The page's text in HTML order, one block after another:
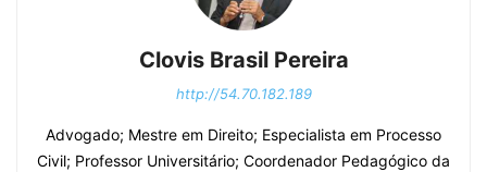
Clovis Brasil Pereira
http://54.70.182.189
Advogado; Mestre em Direito; Especialista em Processo
Civil; Professor Universitário; Coordenador Pedagógico da